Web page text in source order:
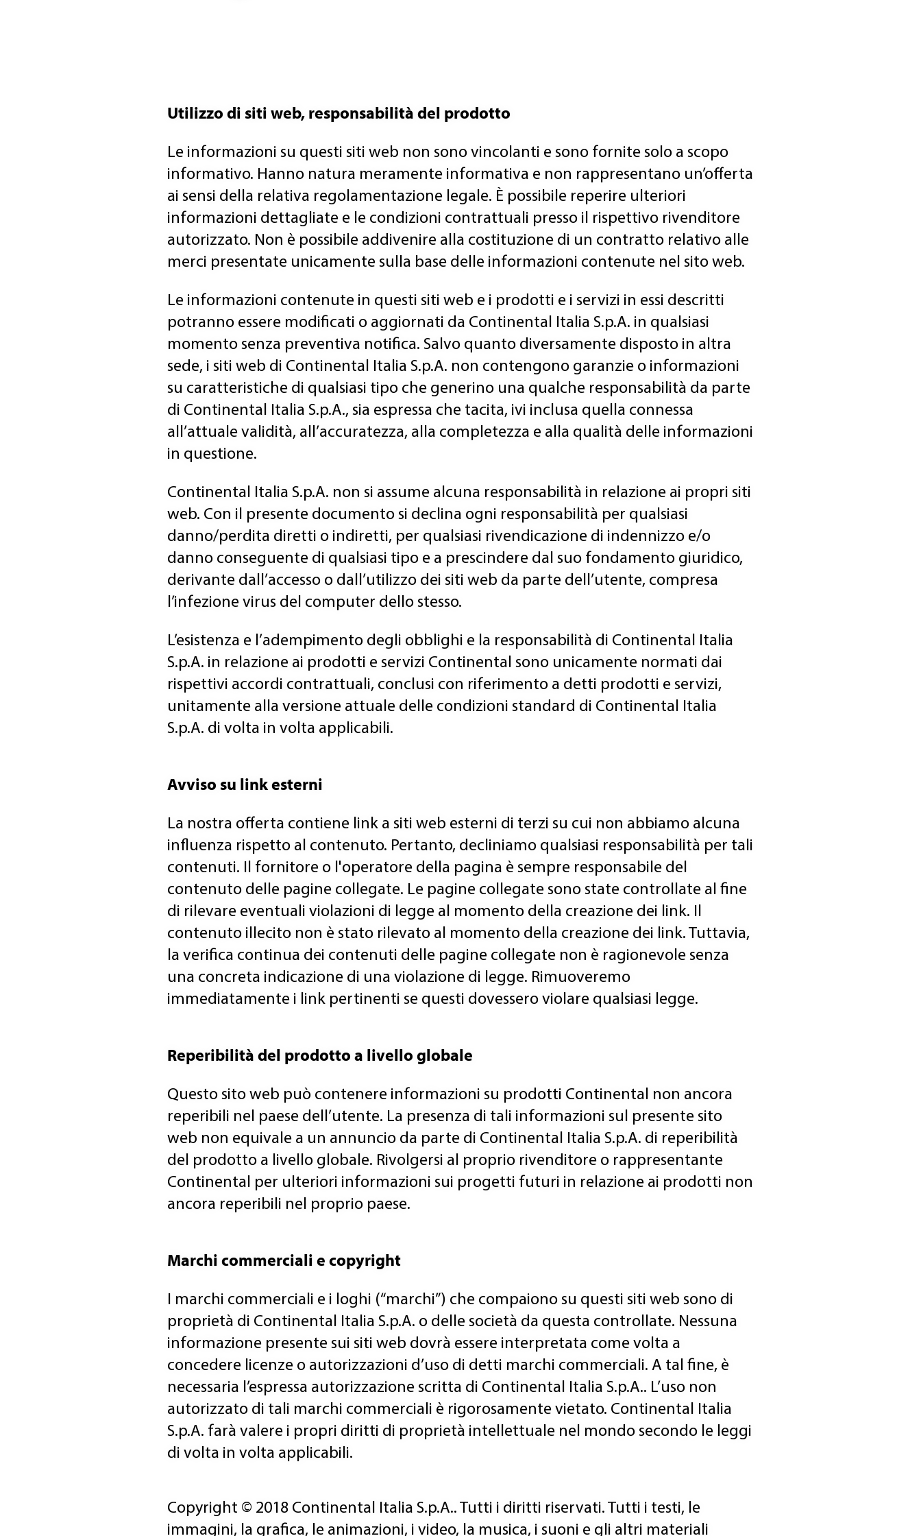
Utilizzo di siti web, responsabilità del prodotto
Le informazioni su questi siti web non sono vincolanti e sono fornite solo a scopo
informativo. Hanno natura meramente informativa e non rappresentano un’offerta
ai sensi della relativa regolamentazione legale. È possibile reperire ulteriori
informazioni dettagliate e le condizioni contrattuali presso il rispettivo rivenditore
autorizzato. Non è possibile addivenire alla costituzione di un contratto relativo alle
merci presentate unicamente sulla base delle informazioni contenute nel sito web.
Le informazioni contenute in questi siti web e i prodotti e i servizi in essi descritti
potranno essere modificati o aggiornati da Continental Italia S.p.A. in qualsiasi
momento senza preventiva notifica. Salvo quanto diversamente disposto in altra
sede, i siti web di Continental Italia S.p.A. non contengono garanzie o informazioni
su caratteristiche di qualsiasi tipo che generino una qualche responsabilità da parte
di Continental Italia S.p.A., sia espressa che tacita, ivi inclusa quella connessa
all’attuale validità, all’accuratezza, alla completezza e alla qualità delle informazioni
in questione.
Continental Italia S.p.A. non si assume alcuna responsabilità in relazione ai propri siti
web. Con il presente documento si declina ogni responsabilità per qualsiasi
danno/perdita diretti o indiretti, per qualsiasi rivendicazione di indennizzo e/o
danno conseguente di qualsiasi tipo e a prescindere dal suo fondamento giuridico,
derivante dall’accesso o dall’utilizzo dei siti web da parte dell’utente, compresa
l’infezione virus del computer dello stesso.
L’esistenza e l’adempimento degli obblighi e la responsabilità di Continental Italia
S.p.A. in relazione ai prodotti e servizi Continental sono unicamente normati dai
rispettivi accordi contrattuali, conclusi con riferimento a detti prodotti e servizi,
unitamente alla versione attuale delle condizioni standard di Continental Italia
S.p.A. di volta in volta applicabili.
Avviso su link esterni
La nostra offerta contiene link a siti web esterni di terzi su cui non abbiamo alcuna
influenza rispetto al contenuto. Pertanto, decliniamo qualsiasi responsabilità per tali
contenuti. Il fornitore o l'operatore della pagina è sempre responsabile del
contenuto delle pagine collegate. Le pagine collegate sono state controllate al fine
di rilevare eventuali violazioni di legge al momento della creazione dei link. Il
contenuto illecito non è stato rilevato al momento della creazione dei link. Tuttavia,
la verifica continua dei contenuti delle pagine collegate non è ragionevole senza
una concreta indicazione di una violazione di legge. Rimuoveremo
immediatamente i link pertinenti se questi dovessero violare qualsiasi legge.
Reperibilità del prodotto a livello globale
Questo sito web può contenere informazioni su prodotti Continental non ancora
reperibili nel paese dell’utente. La presenza di tali informazioni sul presente sito
web non equivale a un annuncio da parte di Continental Italia S.p.A. di reperibilità
del prodotto a livello globale. Rivolgersi al proprio rivenditore o rappresentante
Continental per ulteriori informazioni sui progetti futuri in relazione ai prodotti non
ancora reperibili nel proprio paese.
Marchi commerciali e copyright
I marchi commerciali e i loghi (“marchi”) che compaiono su questi siti web sono di
proprietà di Continental Italia S.p.A. o delle società da questa controllate. Nessuna
informazione presente sui siti web dovrà essere interpretata come volta a
concedere licenze o autorizzazioni d’uso di detti marchi commerciali. A tal fine, è
necessaria l’espressa autorizzazione scritta di Continental Italia S.p.A.. L’uso non
autorizzato di tali marchi commerciali è rigorosamente vietato. Continental Italia
S.p.A. farà valere i propri diritti di proprietà intellettuale nel mondo secondo le leggi
di volta in volta applicabili.
Copyright © 2018 Continental Italia S.p.A.. Tutti i diritti riservati. Tutti i testi, le
immagini, la grafica, le animazioni, i video, la musica, i suoni e gli altri materiali